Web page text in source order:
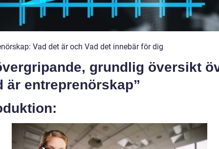
Vad det är och Vad det innebär för dig
grundlig översikt
är entreprenörskap”